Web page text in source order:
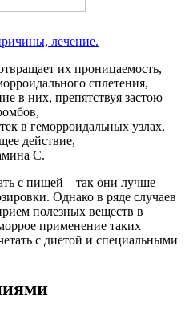
лечение.
их проницаемость,
сплетения,
в них, препятствуя застою
в геморроидальных узлах,
действие,
С.
с пищей – так они лучше
Однако в ряде случаев
полезных веществ в
применение таких
с диетой и специальными